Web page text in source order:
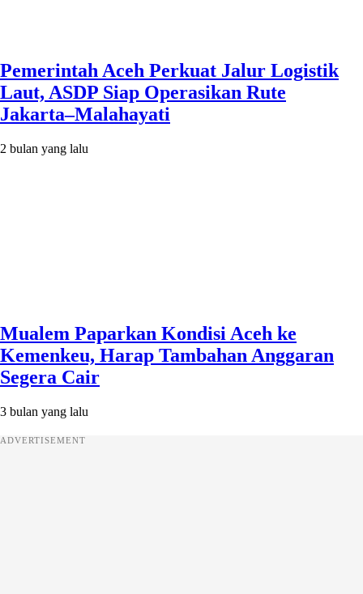
Pemerintah Aceh Perkuat Jalur Logistik
Laut, ASDP Siap Operasikan Rute
Jakarta–Malahayati
2 bulan yang lalu
Mualem Paparkan Kondisi Aceh ke
Kemenkeu, Harap Tambahan Anggaran
Segera Cair
3 bulan yang lalu
ADVERTISEMENT